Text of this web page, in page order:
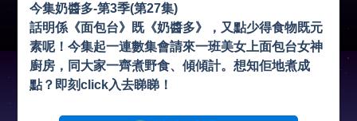
今集奶醬多-第3季(第27集)
話明係《面包台》既《奶醬多》，又點少得食物既元
素呢！今集起一連數集會請來一班美女上面包台女神
廚房，同大家一齊煮野食、傾傾計。想知佢地煮成
點？即刻click入去睇睇！